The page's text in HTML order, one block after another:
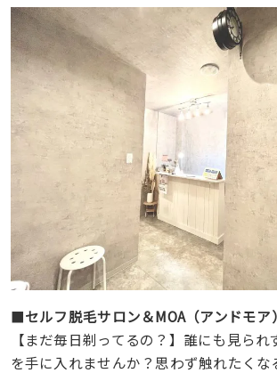
■セルフ脱毛サロン＆MOA（アンドモア）
【まだ毎日剃ってるの？】誰にも見ら
を手に入れませんか？思わず触れたく